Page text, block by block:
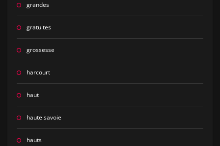
grandes
gratuites
grossesse
harcourt
haut
haute savoie
hauts